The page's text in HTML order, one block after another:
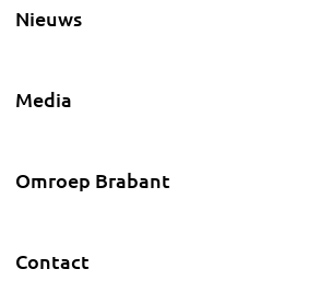
Nieuws
Media
Omroep Brabant
Contact